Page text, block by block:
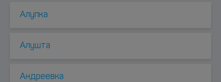
Алупка
Алушта
Андреевка